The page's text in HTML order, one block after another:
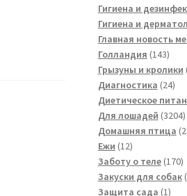
Гигиена и
Гигиена и
Главная новость
Голландия 143143
Грызуны и кролики
Диагностика 2424
Диетическое
Для лошадей 3204
Домашняя птица
Ежи 1212
товаров
Заботу о теле 170
Закуски для собак
Защита сада 11